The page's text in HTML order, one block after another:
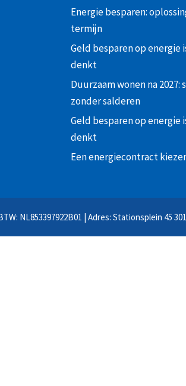
Energie besparen:
termijn
Geld besparen op energie
denkt
Duurzaam wonen na
zonder salderen
Geld besparen op energie
denkt
Een energiecontract
NL853397922B01 | Adres: Stationsplein 45